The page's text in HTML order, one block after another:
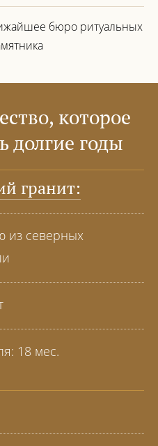
бюро ритуальных
которое
долгие годы
гранит:
из северных
18 мес.